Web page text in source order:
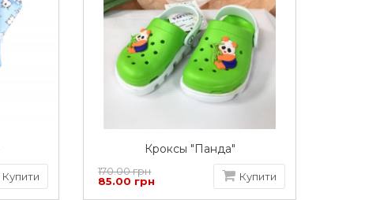
Купити
Кроксы "Панда"
170.00 грн
85.00 грн
Купити